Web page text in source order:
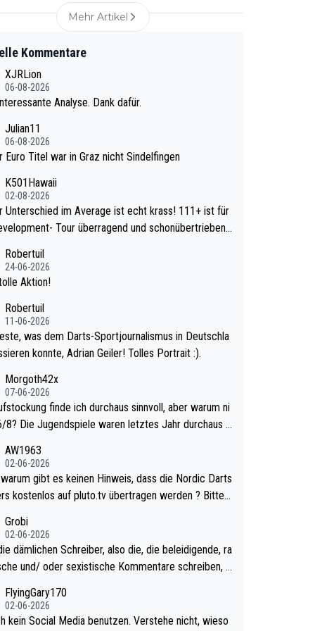
Mehr Artikel
Kommentare
XJRLion
06-08-2026
Analyse. Dank dafür.
Julian11
06-08-2026
Euro Titel war in Graz nicht Sindelfingen
K501Hawaii
02-08-2026
im Average ist echt krass! 111+ ist für
Tour überragend und schonübertrieben
40+ erst recht. Da gewinnst keinen Blume
krasser wie ein Pokalspiel eines Kreisligi
Robertuil
24-06-2026
Aktion!
Robertuil
11-06-2026
was dem Darts-Sportjournalismus in Deutschla
konnte, Adrian Geiler! Tolles Portrait :).
Morgoth42x
07-06-2026
finde ich durchaus sinnvoll, aber warum ni
Jahr durchaus s
Lawrie als Nummer 1 de
eh qualifiziert. Somit ändert die automatische Qualifi
Weltmeisters erstmal nichts. Ich denke sie woll
die PDC und wird wohl wenig WDF Turniere spiele
war bei Archie Self letztes Jahr der Fall. Er musste
Weltmeister durch den Qualifier und ich gla
dass Mitchel sich das (in Vegas) antun würde, w
doch eigentlich die PDC-WM als Ziel hat.
AW1963
02-06-2026
kostenlos auf pluto.tv übertragen werden ? Bitte
Grobi
02-06-2026
dämlichen Schreiber, also die, die beleidigende, ra
und/ oder sexistische Kommentare schreiben, d
Leben in den Griff kriegen. Nur eins wundert
Littler war doch neulich erst derjenige, der übe
FlyingGary170
02-06-2026
kein Social Media benutzen. Verstehe nicht, wieso